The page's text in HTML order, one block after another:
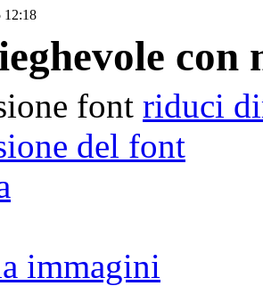
12:18
font riduci
del font
immagini